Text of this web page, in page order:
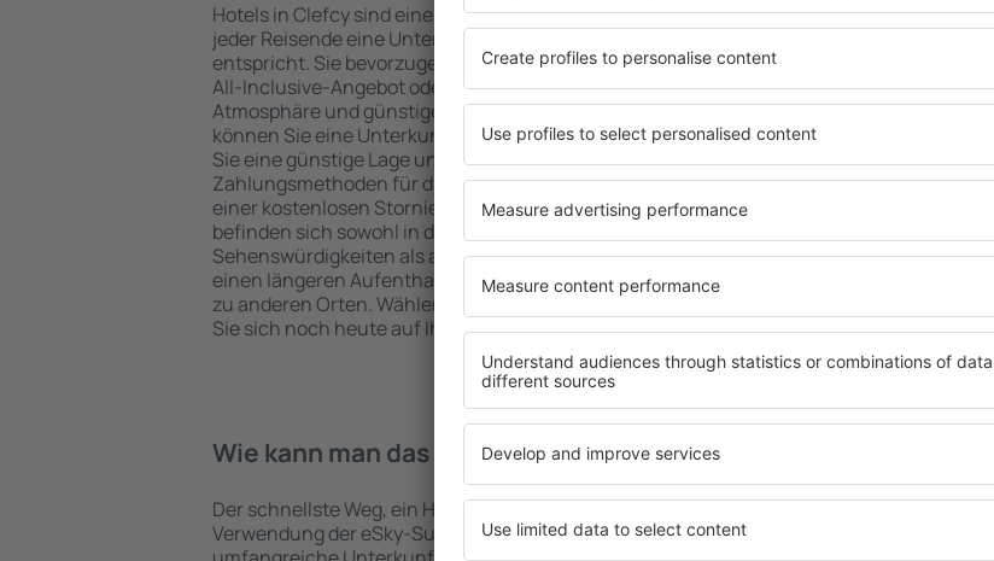
Hotels in Clefcy sind eine vielfältige Unterkunftsbasis, in der
jeder Reisende eine Unterkunft findet, die seinen Erwartungen
entspricht. Sie bevorzugen ein Hotel mit hohem Standard und
All-Inclusive-Angebot oder wählen Hotels aus, die eine intime
Atmosphäre und günstige Unterkünfte garantieren? in Clefcy
können Sie eine Unterkunft für jede Geldtasche buchen! Wählen
Sie eine günstige Lage und den Standard des Hotels sowie die
Zahlungsmethoden für die Unterkunft aus und die Möglichkeit
einer kostenlosen Stornierung der Buchung. Hotels in Clefcy
befinden sich sowohl in der Nähe der beliebtesten
Sehenswürdigkeiten als auch abseits der Masse. Perfekt für
einen längeren Aufenthalt und als Ausgangspunkt für Ausflüge
zu anderen Orten. Wählen Sie ein Hotel für sich aus und bereiten
Sie sich noch heute auf Ihre Reise oder Geschäftsreise vor!
Umfassender
wichtigsten
muss. Die
einen
Standard bieten
wichtigsten
kostenlosen
auswählen, das
hohem
SPA oder
Unterkünfte in
Familien sowie
Schulungen für
Wie kann man das Hotel in in Clefcy finden?
Der schnellste Weg, ein Hotel in Clefcy zu finden, ist die
Verwendung der eSky-Suchmaschine für Unterkünfte. Eine
Welche
in Clefcy
Hotels in in